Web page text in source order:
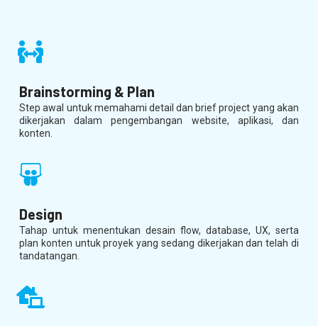
Brainstorming & Plan
Step awal untuk memahami detail dan brief project yang akan
dikerjakan dalam pengembangan website, aplikasi, dan
konten.
Design
Tahap untuk menentukan desain flow, database, UX, serta
plan konten untuk proyek yang sedang dikerjakan dan telah di
tandatangan.